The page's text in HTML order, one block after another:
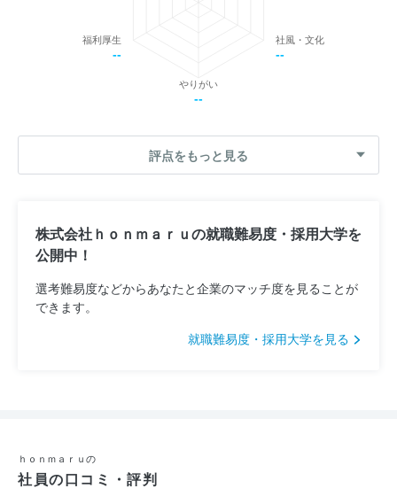
社風・文化
--
やりがい
--
福利厚生
--
評点をもっと見る
株式会社ｈｏｎｍａｒｕの就職難易度・採用大学を
公開中！
選考難易度などからあなたと企業のマッチ度を見ることが
できます。
就職難易度・採用大学を見る
ｈｏｎｍａｒｕの
社員の口コミ・評判